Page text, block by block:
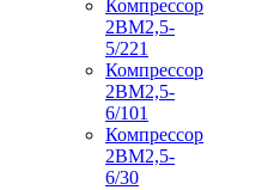
Компрессор
2ВМ2,5-
5/221
Компрессор
2ВМ2,5-
6/101
Компрессор
2ВМ2,5-
6/30